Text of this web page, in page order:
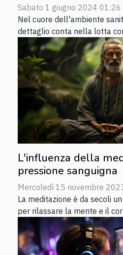
Sabato 1 giugno 2024 01:26
Nel cuore dell'ambiente
dettaglio conta nella lotta
L'influenza della
pressione sanguigna
Mercoledì 15 novembre
La meditazione è da secoli
per rilassare la mente e il